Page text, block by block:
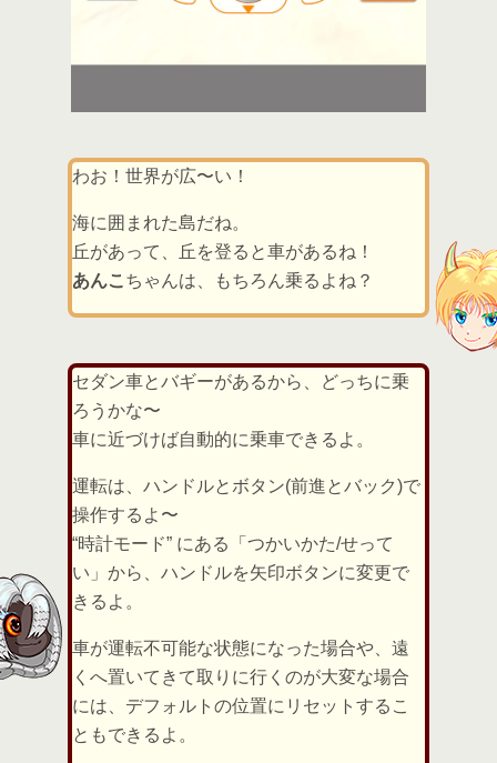
わお！世界が広〜い！
海に囲まれた島だね。
丘があって、丘を登ると車があるね！
あんこ ちゃんは、もちろん乗るよね？
セダン車とバギーがあるから、どっちに乗
ろうかな〜
車に近づけば自動的に乗車できるよ。
運転は、ハンドルとボタン(前進とバック)で
操作するよ〜
“時計モード” にある「つかいかた/せって
い」から、ハンドルを矢印ボタンに変更で
きるよ。
車が運転不可能な状態になった場合や、遠
くへ置いてきて取りに行くのが大変な場合
には、デフォルトの位置にリセットするこ
ともできるよ。